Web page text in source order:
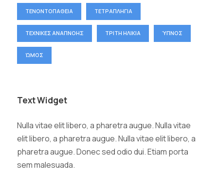
ΤΕΝΟΝΤΟΠΑΘΕΙΑ ΤΕΤΡΑΠΛΗΓΙΑ
ΤΕΧΝΙΚΕΣ ΑΝΑΠΝΟΗΣ ΤΡΙΤΗ ΗΛΙΚΙΑ ΎΠΝΟΣ
ΏΜΟΣ
Text Widget
Nulla vitae elit libero, a pharetra augue. Nulla vitae
elit libero, a pharetra augue. Nulla vitae elit libero, a
pharetra augue. Donec sed odio dui. Etiam porta
sem malesuada.